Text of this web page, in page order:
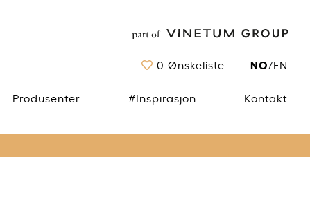
0 Ønskeliste NO/EN
Produsenter #Inspirasjon Kontakt